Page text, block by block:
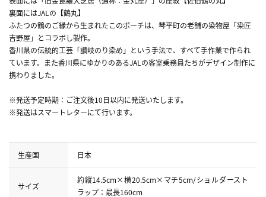
裏面にはJALの【鶴丸】
ふたつの鶴のご縁から生まれたこのポーチは、琴平町の老舗の染物屋「染匠
吉野屋」とコラボし製作。
香川県の伝統的工芸「讃岐のり染め」という手法で、すべて手作業で作られ
ています。また香川県にゆかりのあるJALの客室乗務員たちがデザイン制作に
携わりました。
※発送予定時期：ご注文後10日以内に発送いたします。
※発送はスマートレターにて行います。
生産国 日本
サイズ
約縦14.5cm×横20.5cm×マチ5cm/ショルダースト
ラップ：最長160cm